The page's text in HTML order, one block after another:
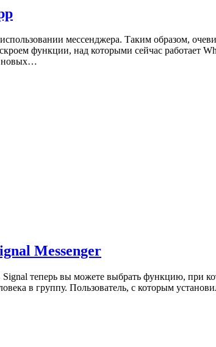
мессенджера. Таким образом,
функции, над которыми сейчас работает
новых…
Messenger
теперь вы можете выбрать функцию, при
в группу. Пользователь, с которым